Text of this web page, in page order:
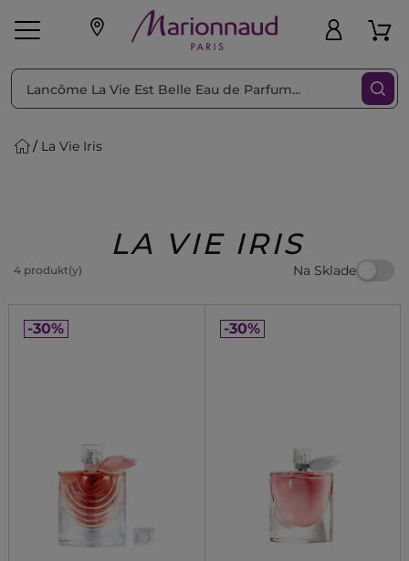
pleť Líčenie
Beauty
La Vie Iris
LA VIE IRIS
4 produkt(y) Na Sklade
Triediť podľa Filtrovať
-30% -30%